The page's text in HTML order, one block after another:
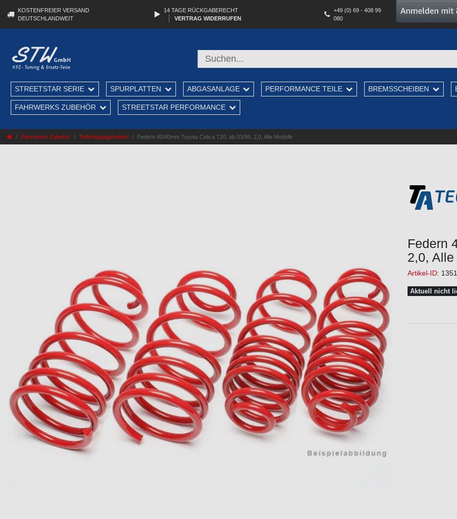
KOSTENFREIER VERSAND
DEUTSCHLANDWEIT
14 TAGE RÜCKGABERECHT
VERTRAG WIDERRUFEN
+49 (0) 69 - 408 99
080
STREETSTAR SERIE SPURPLATTEN ABGASANLAGE PERFORMANCE TEILE BREMSSCHEIBEN
FAHRWERKS ZUBEHÖR STREETSTAR PERFORMANCE
Fahrwerks Zubehör Tieferlegungsfedern Federn 40/40mm Toyota Celica T20, ab 03/94, 2,0, Alle Modelle
Federn
2,0,
Artikel-ID: 1351
Aktuell nicht